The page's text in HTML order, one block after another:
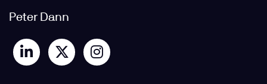
Peter Dann